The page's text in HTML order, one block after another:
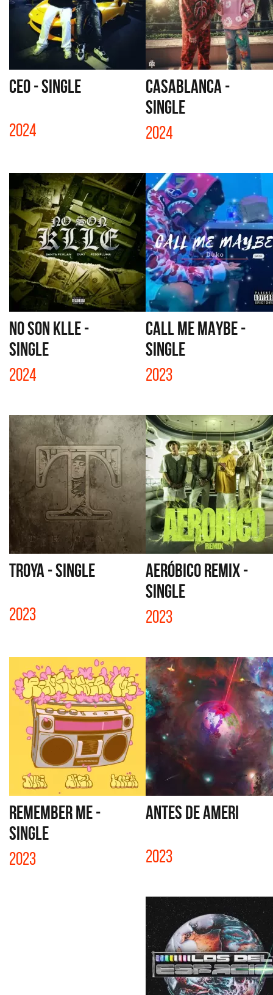
CEO - SINGLE
2024
CASABLANCA -
SINGLE
2024
NO SON KLLE -
SINGLE
2024
CALL ME MAYBE -
SINGLE
2023
TROYA - SINGLE
2023
AERÓBICO REMIX -
SINGLE
2023
REMEMBER ME -
SINGLE
2023
ANTES DE AMERI
2023